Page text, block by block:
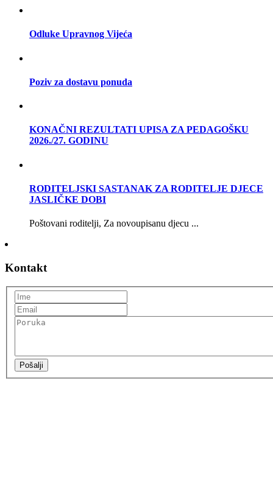
Odluke Upravnog Vijeća
Poziv za dostavu ponuda
KONAČNI REZULTATI UPISA ZA PEDAGOŠKU
2026./27. GODINU
RODITELJSKI SASTANAK ZA RODITELJE DJECE
JASLIČKE DOBI
Poštovani roditelji, Za novoupisanu djecu ...
Kontakt